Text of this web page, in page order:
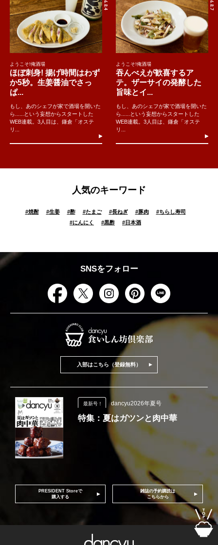
ようこそ!俺酒場
ほぼ刺身! 揚げ時間はわず
か5秒。生姜醤油でさっ
ぱ...
もし、あのシェフが家で酒場を開いた
ら......という妄想からスタートした
WEB連載。3人目は、鎌倉「オステ
リ...
ようこそ!俺酒場
吞んべえが歓喜するア
テ。ザーサイの発酵した
旨味とイ...
もし、あのシェフが家で酒場を開いた
ら......という妄想からスタートした
WEB連載。3人目は、鎌倉「オステ
リ...
人気のキーワード
#焼酎 #生姜 #酢 #たまご #長ねぎ #豚肉 #ちらし寿司
#にんにく #黒酢 #日本酒
SNSをフォロー
入部はこちら（登録無料）
最新号！ dancyu2026年夏号
特集：夏はガツンと肉中華
PRESIDENT Storeで
購入する
雑誌の予約購読は
こちらから